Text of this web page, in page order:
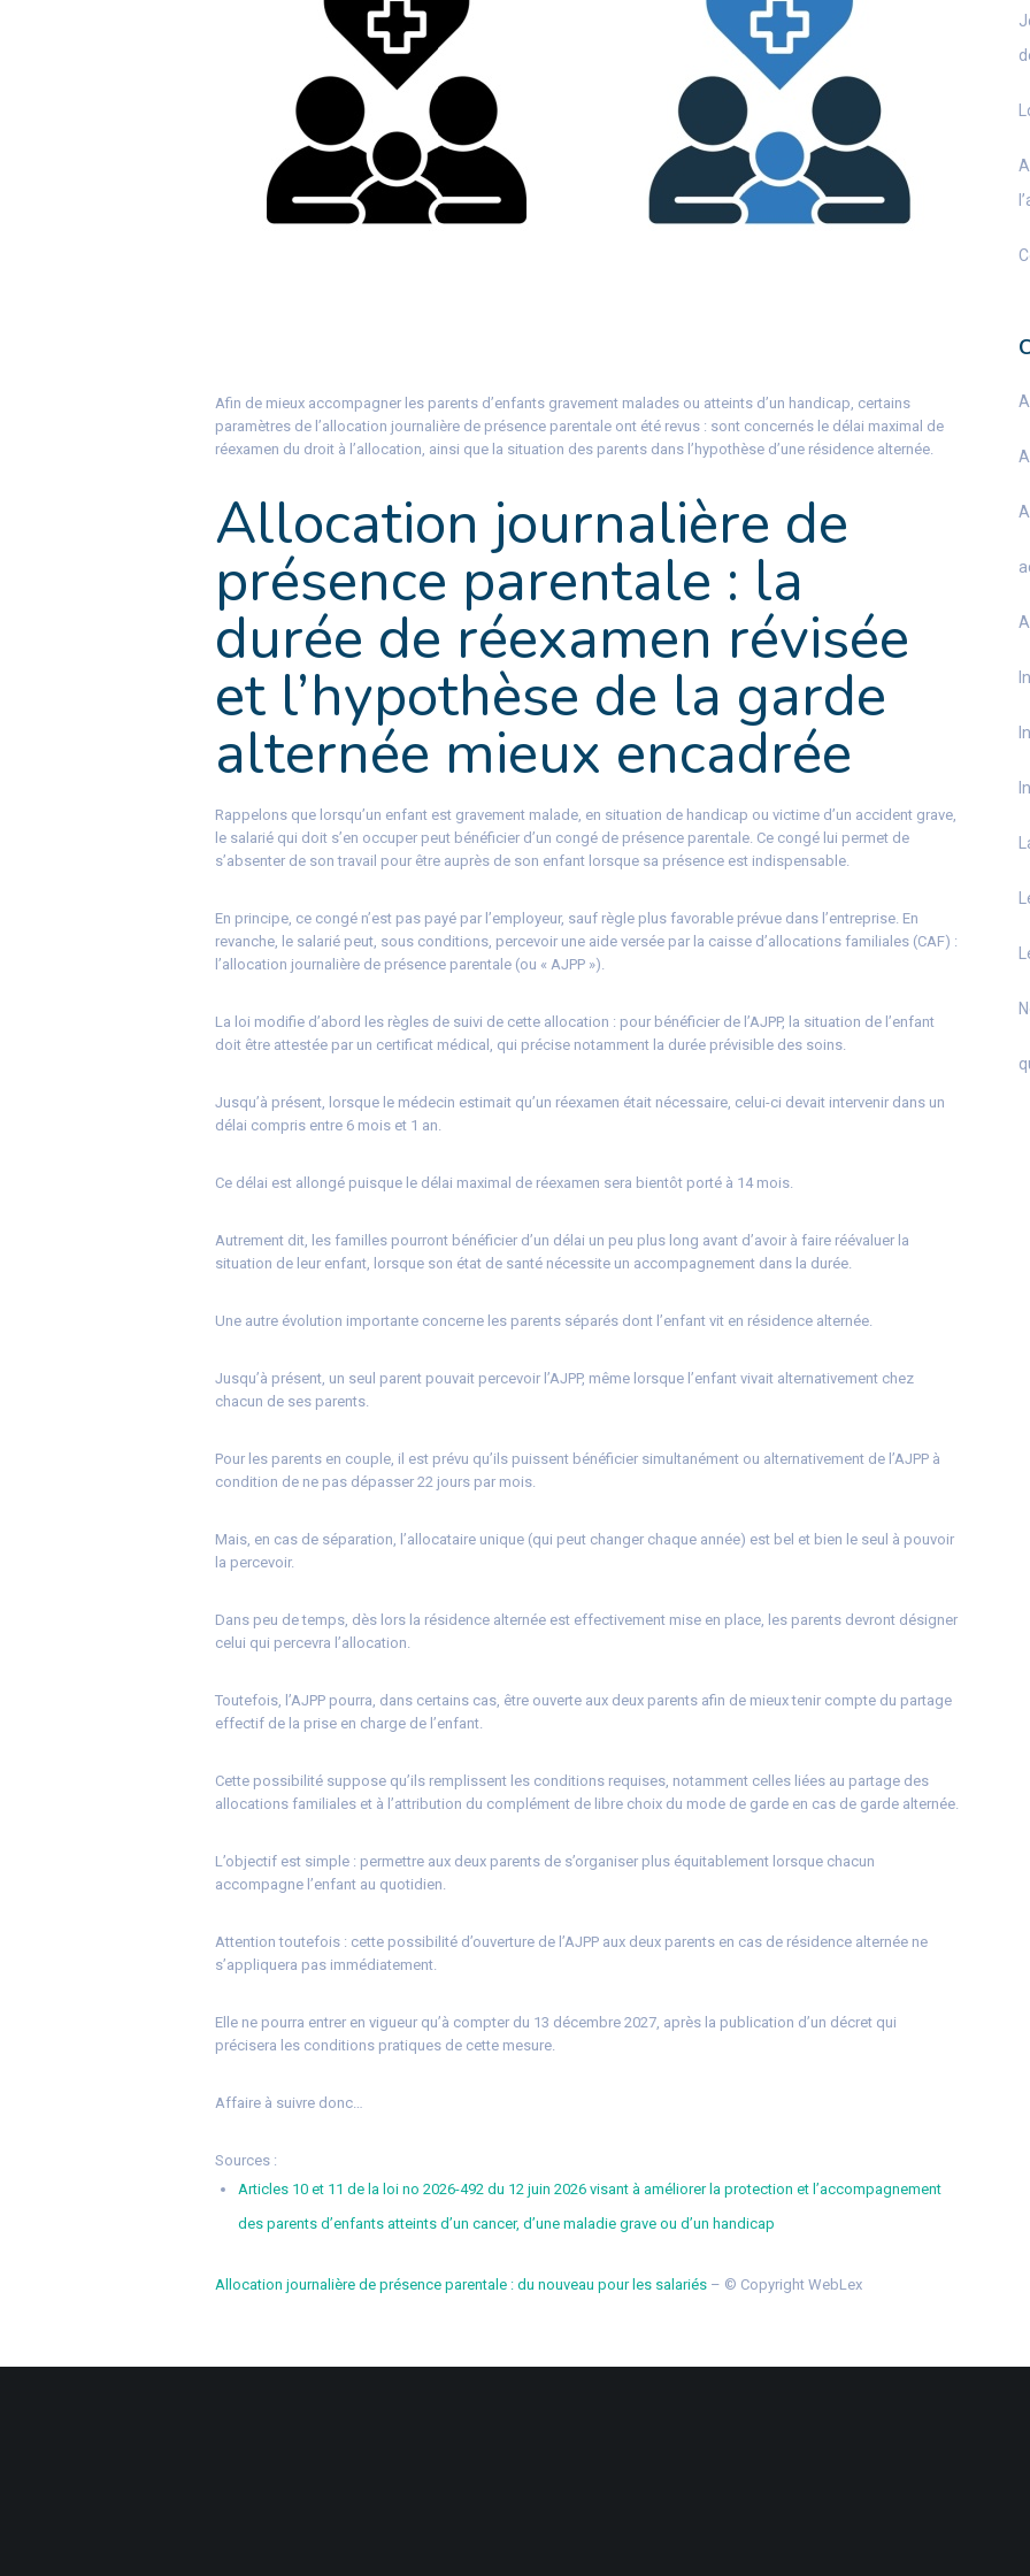
Afin de mieux accompagner les parents d’enfants gravement malades ou atteints d’un handicap, certains
paramètres de l’allocation journalière de présence parentale ont été revus : sont concernés le délai maximal de
réexamen du droit à l’allocation, ainsi que la situation des parents dans l’hypothèse d’une résidence alternée.
Allocation journalière de
présence parentale : la
durée de réexamen révisée
et l’hypothèse de la garde
alternée mieux encadrée
Rappelons que lorsqu’un enfant est gravement malade, en situation de handicap ou victime d’un accident grave,
le salarié qui doit s’en occuper peut bénéficier d’un congé de présence parentale. Ce congé lui permet de
s’absenter de son travail pour être auprès de son enfant lorsque sa présence est indispensable.
En principe, ce congé n’est pas payé par l’employeur, sauf règle plus favorable prévue dans l’entreprise. En
revanche, le salarié peut, sous conditions, percevoir une aide versée par la caisse d’allocations familiales (CAF) :
l’allocation journalière de présence parentale (ou « AJPP »).
La loi modifie d’abord les règles de suivi de cette allocation : pour bénéficier de l’AJPP, la situation de l’enfant
doit être attestée par un certificat médical, qui précise notamment la durée prévisible des soins.
Jusqu’à présent, lorsque le médecin estimait qu’un réexamen était nécessaire, celui-ci devait intervenir dans un
délai compris entre 6 mois et 1 an.
Ce délai est allongé puisque le délai maximal de réexamen sera bientôt porté à 14 mois.
Autrement dit, les familles pourront bénéficier d’un délai un peu plus long avant d’avoir à faire réévaluer la
situation de leur enfant, lorsque son état de santé nécessite un accompagnement dans la durée.
Une autre évolution importante concerne les parents séparés dont l’enfant vit en résidence alternée.
Jusqu’à présent, un seul parent pouvait percevoir l’AJPP, même lorsque l’enfant vivait alternativement chez
chacun de ses parents.
Pour les parents en couple, il est prévu qu’ils puissent bénéficier simultanément ou alternativement de l’AJPP à
condition de ne pas dépasser 22 jours par mois.
Mais, en cas de séparation, l’allocataire unique (qui peut changer chaque année) est bel et bien le seul à pouvoir
la percevoir.
Dans peu de temps, dès lors la résidence alternée est effectivement mise en place, les parents devront désigner
celui qui percevra l’allocation.
Toutefois, l’AJPP pourra, dans certains cas, être ouverte aux deux parents afin de mieux tenir compte du partage
effectif de la prise en charge de l’enfant.
Cette possibilité suppose qu’ils remplissent les conditions requises, notamment celles liées au partage des
allocations familiales et à l’attribution du complément de libre choix du mode de garde en cas de garde alternée.
L’objectif est simple : permettre aux deux parents de s’organiser plus équitablement lorsque chacun
accompagne l’enfant au quotidien.
Attention toutefois : cette possibilité d’ouverture de l’AJPP aux deux parents en cas de résidence alternée ne
s’appliquera pas immédiatement.
Elle ne pourra entrer en vigueur qu’à compter du 13 décembre 2027, après la publication d’un décret qui
précisera les conditions pratiques de cette mesure.
Affaire à suivre donc…
Sources :
Articles 10 et 11 de la loi no 2026-492 du 12 juin 2026 visant à améliorer la protection et l’accompagnement
des parents d’enfants atteints d’un cancer, d’une maladie grave ou d’un handicap
Allocation journalière de présence parentale : du nouveau pour les salariés – © Copyright WebLex